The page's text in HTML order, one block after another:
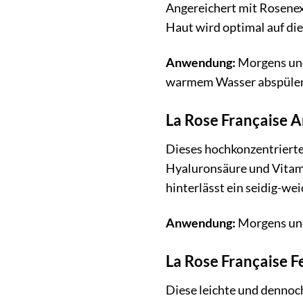
Angereichert mit
Haut wird optimal auf
Anwendung: Morgens
warmem Wasser
La Rose Française
Dieses
Hyaluronsäure und
hinterlässt ein seidig-
Anwendung: Morgens
La Rose Française
Diese leichte und